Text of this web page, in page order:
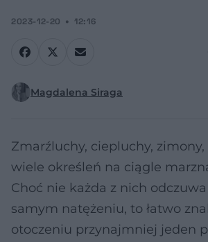
2023-12-20 12:16
Magdalena Siraga
Zmarźluchy, ciepluchy, zimony,
wiele określeń na ciągle
Choć nie każda z nich
samym natężeniu, to łatwo
otoczeniu przynajmniej jeden